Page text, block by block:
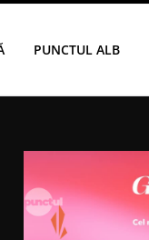
PUNCTUL ALB